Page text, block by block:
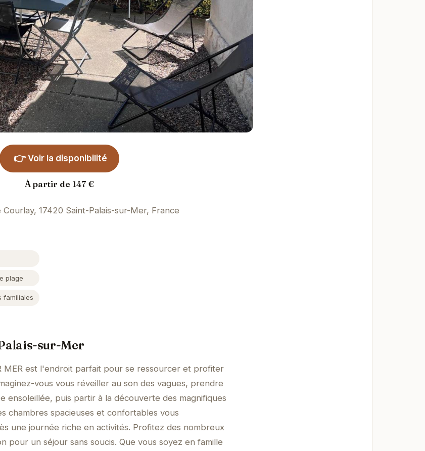
👉 Voir la disponibilité
À partir de 147 €
Courlay, 17420 Saint-Palais-sur-Mer, France
plage
familiales
sur-Mer
MER est l'endroit parfait pour se ressourcer et profiter
vous vous réveiller au son des vagues, prendre
ensoleillée, puis partir à la découverte des magnifiques
chambres spacieuses et confortables vous
une journée riche en activités. Profitez des nombreux
pour un séjour sans soucis. Que vous soyez en famille